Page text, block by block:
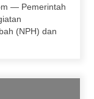
— Pemerintah
(NPH) dan